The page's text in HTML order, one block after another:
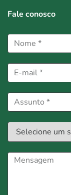
Fale conosco